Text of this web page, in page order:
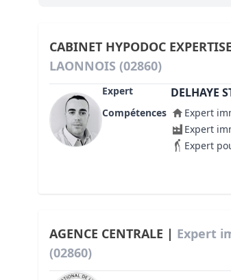
Règles d’urbanisme
Pathologies des
Lecture et
Droit de
Estimer le droit au bail
CABINET HYPODOC
LAONNOIS (02860)
Expert DELHAYE
Compétences
Expert
Expert
Expert
AGENCE CENTRALE | Expert
(02860)